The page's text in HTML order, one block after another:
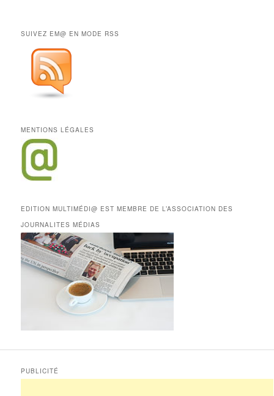
SUIVEZ EM@ EN MODE RSS
MENTIONS LÉGALES
EDITION MULTIMÉDI@ EST MEMBRE DE L’ASSOCIATION DES
JOURNALITES MÉDIAS
PUBLICITÉ